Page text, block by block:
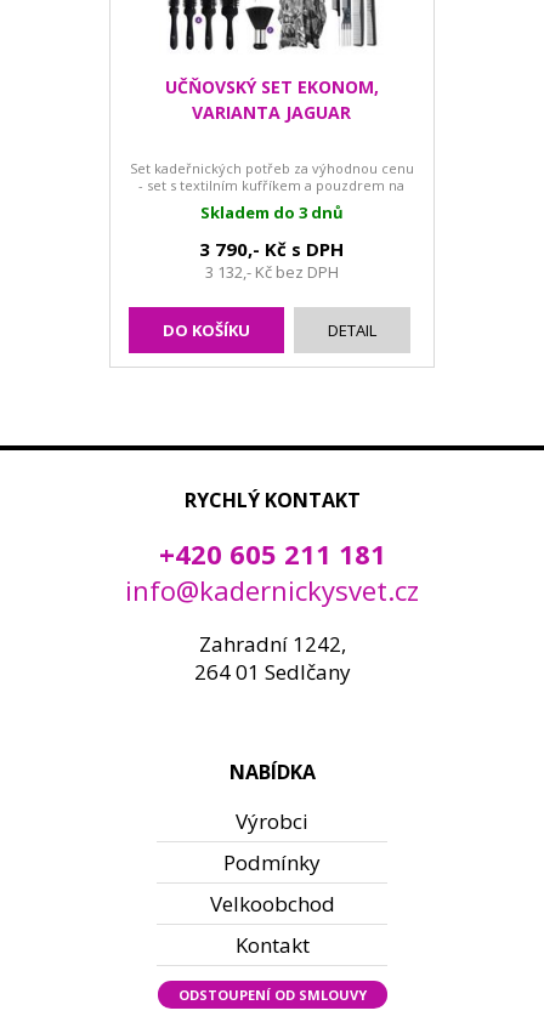
UČŇOVSKÝ SET EKONOM,
VARIANTA JAGUAR
Set kadeřnických potřeb za výhodnou cenu
- set s textilním kufříkem a pouzdrem na
nůžky.
Skladem do 3 dnů
3 790,- Kč s DPH
3 132,- Kč bez DPH
DO KOŠÍKU DETAIL
RYCHLÝ KONTAKT
+420 605 211 181
info@kadernickysvet.cz
Zahradní 1242,
264 01 Sedlčany
NABÍDKA
Výrobci
Podmínky
Velkoobchod
Kontakt
ODSTOUPENÍ OD SMLOUVY